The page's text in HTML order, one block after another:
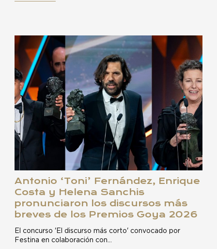
Antonio ‘Toni’ Fernández, Enrique
Costa y Helena Sanchis
pronunciaron los discursos más
breves de los Premios Goya 2026
El concurso 'El discurso más corto' convocado por
Festina en colaboración con…